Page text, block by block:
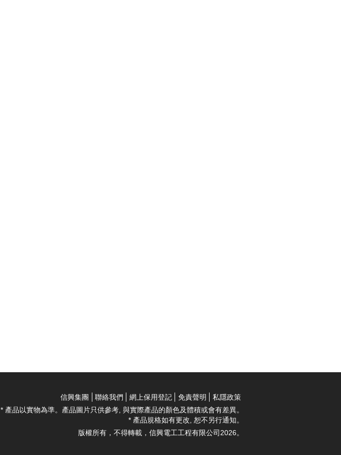
信興集團 聯絡我們 網上保用登記 免責聲明
私隱政策
* 產品以實物為準。產品圖片只供參考, 與實際產品的顏色及體積或會有差異。
* 產品規格如有更改, 恕不另行通知。
版權所有，不得轉載，信興電工工程有限公司2026。